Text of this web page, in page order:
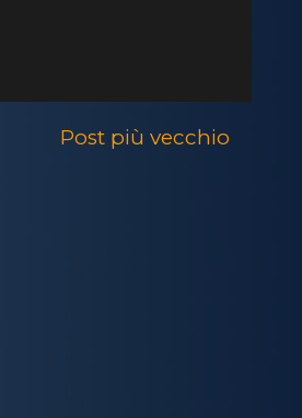
Post più vecchio